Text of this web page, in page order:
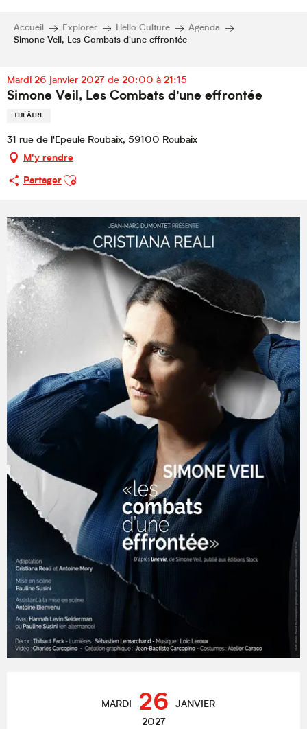
Accueil Explorer Hello Culture
Agenda
Simone Veil, Les Combats d'une effrontée
Mardi 26 janvier 2027 de 20:00 à 21:15
Simone Veil, Les Combats d'une effrontée
THÉÂTRE
31 rue de l'Epeule Roubaix, 59100 Roubaix
M'y rendre
Partager
Ajouter aux favoris
MARDI 26 JANVIER
2027